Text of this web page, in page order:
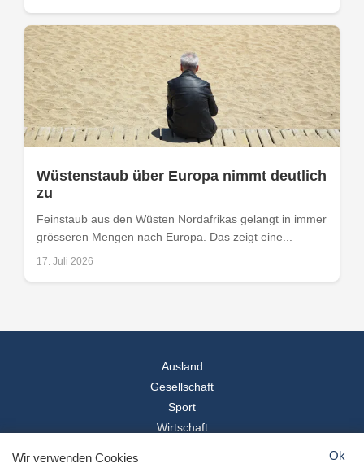
Wüstenstaub über Europa nimmt deutlich
zu
Feinstaub aus den Wüsten Nordafrikas gelangt in immer
grösseren Mengen nach Europa. Das zeigt eine...
17. Juli 2026
Ausland
Gesellschaft
Sport
Wirtschaft
Wir verwenden Cookies Ok